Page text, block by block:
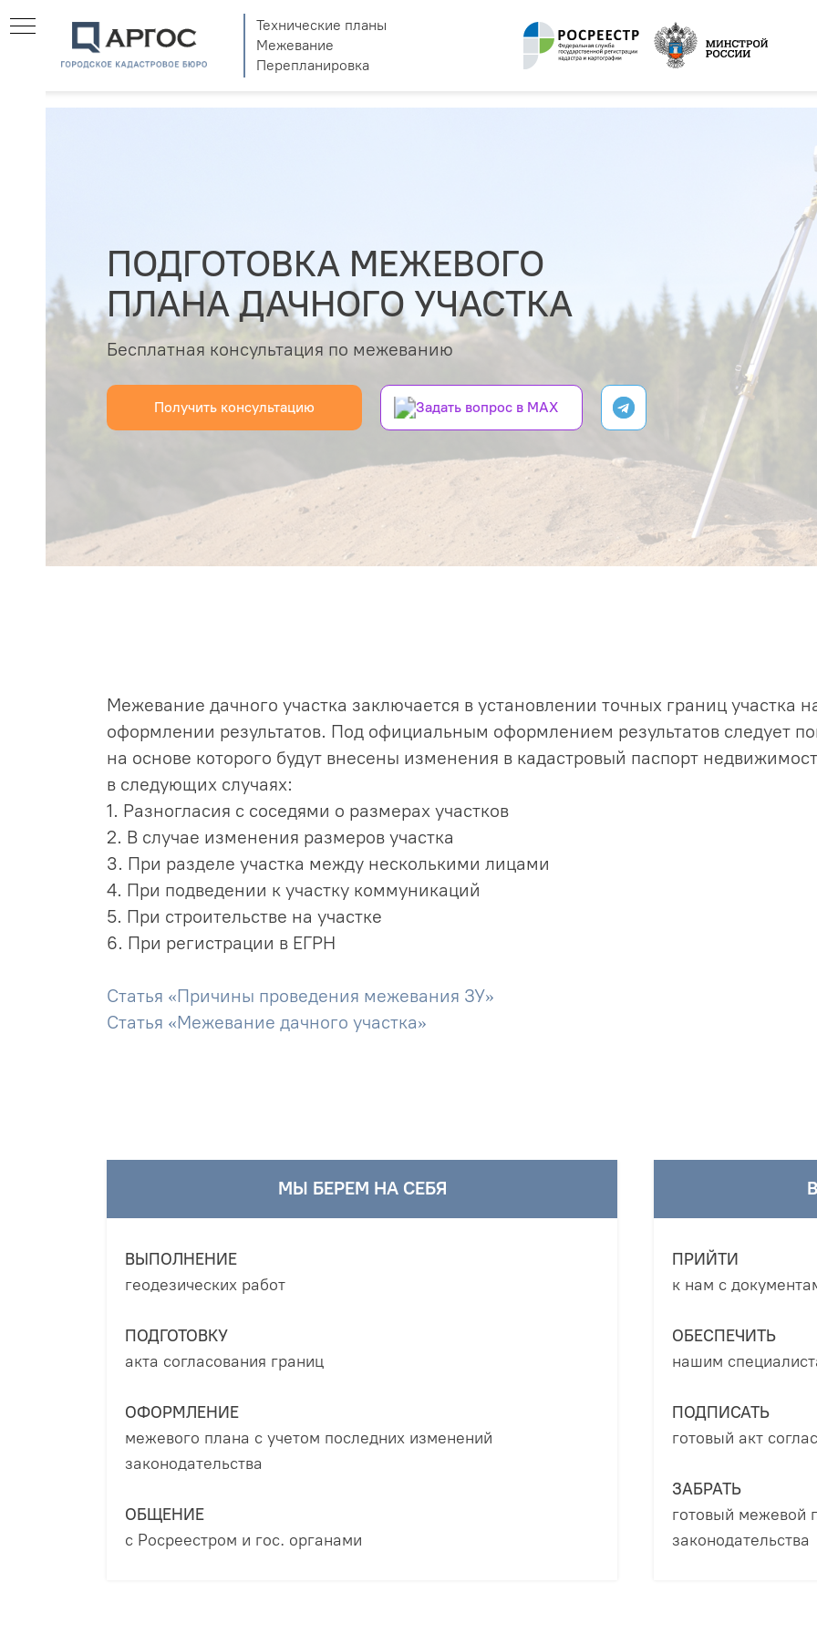
Технические планы
Межевание
Перепланировка
ПОДГОТОВКА МЕЖЕВОГО
ПЛАНА ДАЧНОГО УЧАСТКА
Бесплатная консультация по межеванию
Получить консультацию Задать вопрос в MAX
Межевание дачного участка заключается в установлении точных границ участка
оформлении результатов. Под официальным оформлением результатов следует
на основе которого будут внесены изменения в кадастровый паспорт
в следующих случаях:
1. Разногласия с соседями о размерах участков
2. В случае изменения размеров участка
3. При разделе участка между несколькими лицами
4. При подведении к участку коммуникаций
5. При строительстве на участке
6. При регистрации в ЕГРН
Статья «Причины проведения межевания ЗУ»
Статья «Межевание дачного участка»
МЫ БЕРЕМ НА СЕБЯ
ВЫПОЛНЕНИЕ
геодезических работ
ПОДГОТОВКУ
акта согласования границ
ОФОРМЛЕНИЕ
межевого плана с учетом последних изменений
законодательства
ОБЩЕНИЕ
с Росреестром и гос. органами
ПРИЙТИ
к нам с
ОБЕСПЕЧИТЬ
нашим
ПОДПИСАТЬ
готовый акт
ЗАБРАТЬ
готовый межевой
законодательства